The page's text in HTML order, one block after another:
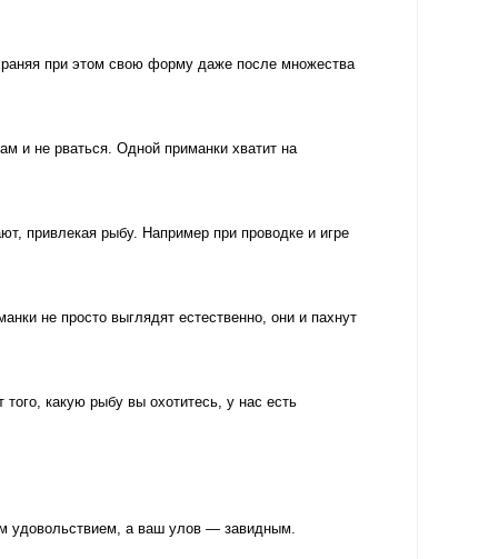
при этом свою форму даже после множества
и не рваться. Одной приманки хватит на
привлекая рыбу. Например при проводке и игре
не просто выглядят естественно, они и пахнут
какую рыбу вы охотитесь, у нас есть
удовольствием, а ваш улов — завидным.